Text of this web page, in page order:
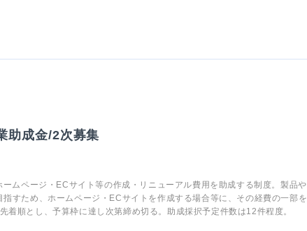
助成金/2次募集
ムページ・ECサイト等の作成・リニューアル費用を助成する制度。製品や
すため、ホームページ・ECサイトを作成する場合等に、その経費の一部を
順とし、予算枠に達し次第締め切る。助成採択予定件数は12件程度。